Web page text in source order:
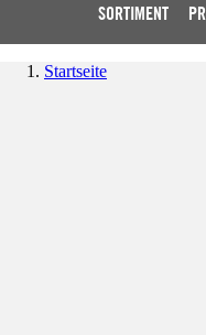
SORTIMENT
Startseite